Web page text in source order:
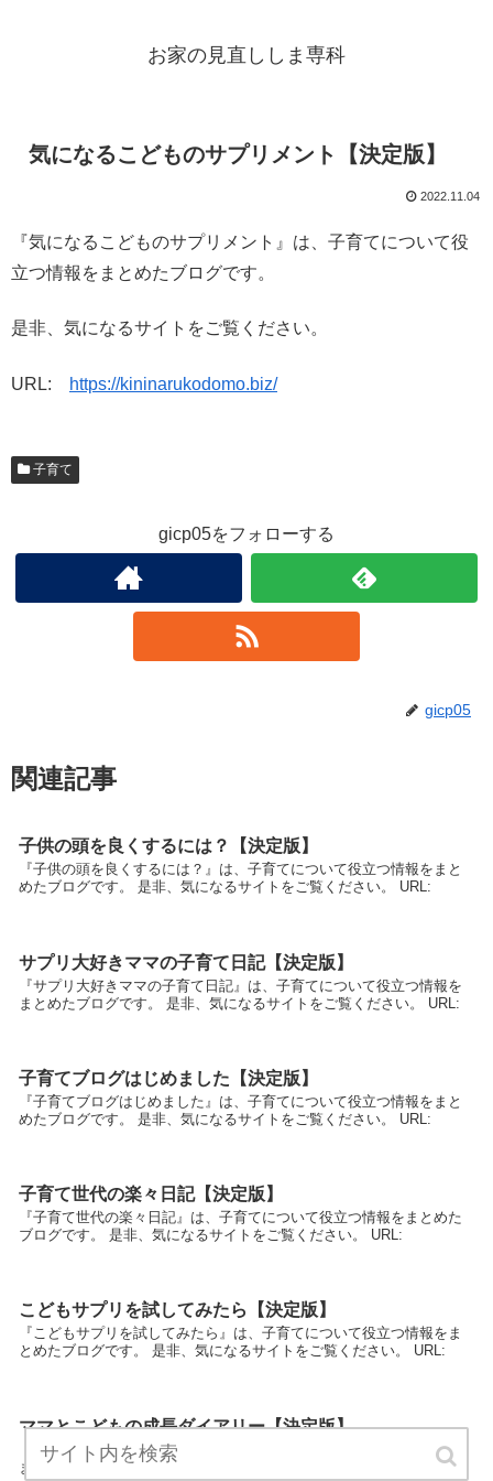
お家の見直ししま専科
気になるこどものサプリメント【決定版】
2022.11.04
『気になるこどものサプリメント』は、子育てについて役
立つ情報をまとめたブログです。
是非、気になるサイトをご覧ください。
URL: https://kininarukodomo.biz/
子育て
gicp05をフォローする
gicp05
関連記事
子供の頭を良くするには？【決定版】
『子供の頭を良くするには？』は、子育てについて役立つ情報をまと
めたブログです。 是非、気になるサイトをご覧ください。 URL:
サプリ大好きママの子育て日記【決定版】
『サプリ大好きママの子育て日記』は、子育てについて役立つ情報を
まとめたブログです。 是非、気になるサイトをご覧ください。 URL:
子育てブログはじめました【決定版】
『子育てブログはじめました』は、子育てについて役立つ情報をまと
めたブログです。 是非、気になるサイトをご覧ください。 URL:
子育て世代の楽々日記【決定版】
『子育て世代の楽々日記』は、子育てについて役立つ情報をまとめた
ブログです。 是非、気になるサイトをご覧ください。 URL:
こどもサプリを試してみたら【決定版】
『こどもサプリを試してみたら』は、子育てについて役立つ情報をま
とめたブログです。 是非、気になるサイトをご覧ください。 URL:
ママとこどもの成長ダイアリー【決定版】
『ママとこどもの成長ダイアリー』は、子育てについて役立つ情報を
まとめたブログです。 是非、気になるサイトをご覧ください。 URL: